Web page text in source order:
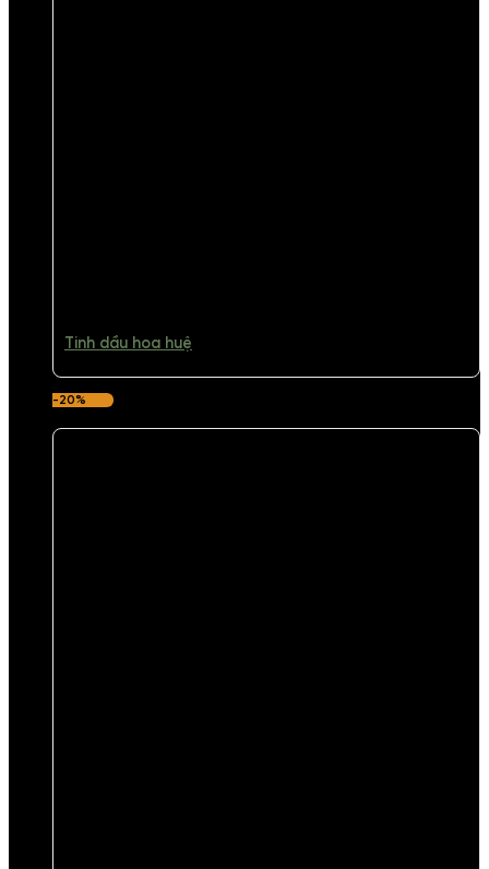
Tinh dầu hoa huệ
-20%